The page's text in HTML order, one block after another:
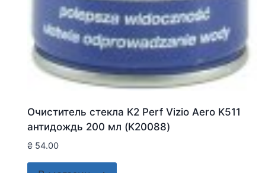
Очиститель стекла K2 Perf Vizio Aero K511
антидождь 200 мл (K20088)
₴ 54.00